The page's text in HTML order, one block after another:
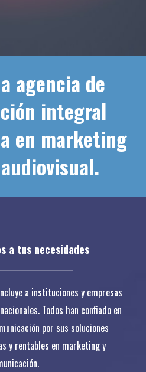
agencia de
integral
en marketing
a tus necesidades
a instituciones y empresas
Todos han confiado en
por sus soluciones
y rentables en marketing y